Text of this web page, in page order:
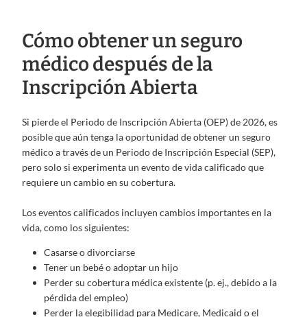
Cómo obtener un seguro
médico después de la
Inscripción Abierta
Si pierde el Periodo de Inscripción Abierta (OEP) de 2026, es
posible que aún tenga la oportunidad de obtener un seguro
médico a través de un Periodo de Inscripción Especial (SEP),
pero solo si experimenta un evento de vida calificado que
requiere un cambio en su cobertura.
Los eventos calificados incluyen cambios importantes en la
vida, como los siguientes:
Casarse o divorciarse
Tener un bebé o adoptar un hijo
Perder su cobertura médica existente (p. ej., debido a la
pérdida del empleo)
Perder la elegibilidad para Medicare, Medicaid o el